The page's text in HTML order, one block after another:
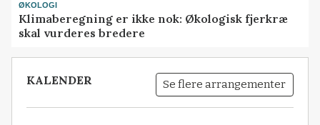
ØKOLOGI
Klimaberegning er ikke nok: Økologisk fjerkræ
skal vurderes bredere
KALENDER Se flere arrangementer